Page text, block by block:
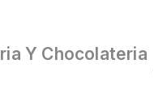
Y Chocolateria